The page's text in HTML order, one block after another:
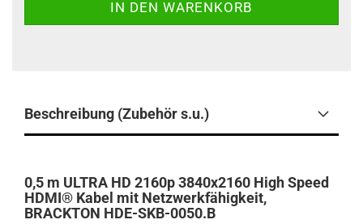
Beschreibung (Zubehör s.u.)
0,5 m ULTRA HD 2160p 3840x2160 High Speed
HDMI® Kabel mit Netzwerkfähigkeit,
BRACKTON HDE-SKB-0050.B